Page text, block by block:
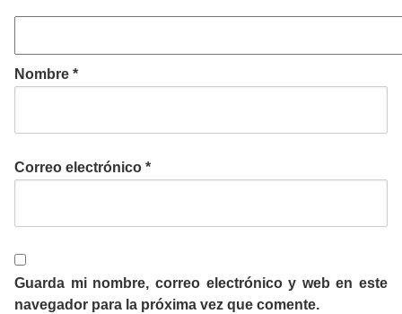
Nombre *
Correo electrónico *
Guarda mi nombre, correo electrónico y web en este
navegador para la próxima vez que comente.